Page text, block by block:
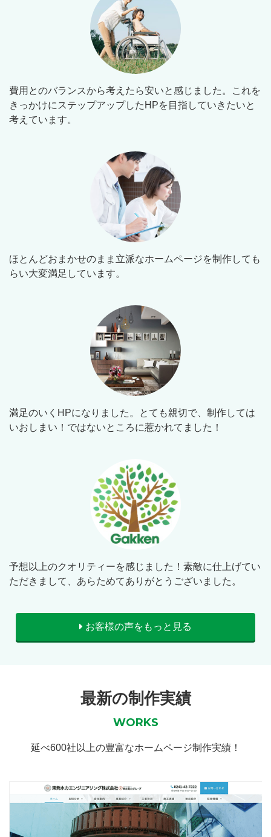
費用とのバランスから考えたら安いと感じました。これを
きっかけにステップアップしたHPを目指していきたいと
考えています。
ほとんどおまかせのまま立派なホームページを制作しても
らい大変満足しています。
満足のいくHPになりました。とても親切で、制作しては
いおしまい！ではないところに惹かれてました！
予想以上のクオリティーを感じました！素敵に仕上げてい
ただきまして、あらためてありがとうございました。
お客様の声をもっと見る
最新の制作実績
WORKS
延べ600社以上の豊富なホームページ制作実績！